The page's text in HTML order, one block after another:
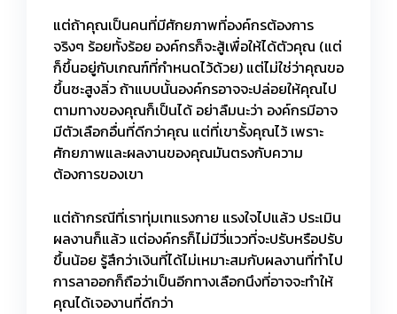
แต่ถ้าคุณเป็นคนที่มีศักยภาพที่องค์กรต้องการ
จริงๆ ร้อยทั้งร้อย องค์กรก็จะสู้เพื่อให้ได้ตัวคุณ (แต่
ก็ขึ้นอยู่กับเกณฑ์ที่กำหนดไว้ด้วย) แต่ไม่ใช่ว่าคุณขอ
ขึ้นซะสูงลิ่ว ถ้าแบบนั้นองค์กรอาจจะปล่อยให้คุณไป
ตามทางของคุณก็เป็นได้ อย่าลืมนะว่า องค์กรมีอาจ
มีตัวเลือกอื่นที่ดีกว่าคุณ แต่ที่เขารั้งคุณไว้ เพราะ
ศักยภาพและผลงานของคุณมันตรงกับความ
ต้องการของเขา
แต่ถ้ากรณีที่เราทุ่มเทแรงกาย แรงใจไปแล้ว ประเมิน
ผลงานก็แล้ว แต่องค์กรก็ไม่มีวี่แววที่จะปรับหรือปรับ
ขึ้นน้อย รู้สึกว่าเงินที่ได้ไม่เหมาะสมกับผลงานที่ทำไป
การลาออกก็ถือว่าเป็นอีกทางเลือกนึงที่อาจจะทำให้
คุณได้เจองานที่ดีกว่า